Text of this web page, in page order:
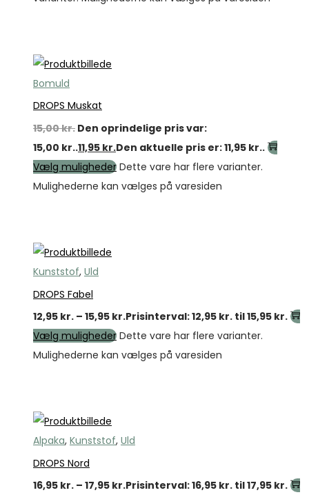
Bomuld
DROPS Muskat
15,00kr. Den oprindelige pris var:
15,00 kr..11,95 kr.Den aktuelle pris er: 11,95 kr..
Vælg muligheder Dette vare har flere varianter.
Mulighederne kan vælges på varesiden
Kunststof, Uld
DROPS Fabel
12,95 kr. – 15,95 kr.Prisinterval: 12,95 kr. til 15,95 kr.
Vælg muligheder Dette vare har flere varianter.
Mulighederne kan vælges på varesiden
Alpaka, Kunststof, Uld
DROPS Nord
16,95 kr. – 17,95 kr.Prisinterval: 16,95 kr. til 17,95 kr.